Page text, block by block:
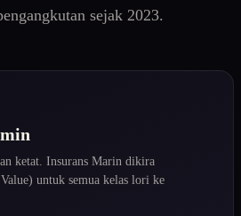
sejak 2023.
ketat. Insurans Marin dikira
untuk semua kelas lori ke